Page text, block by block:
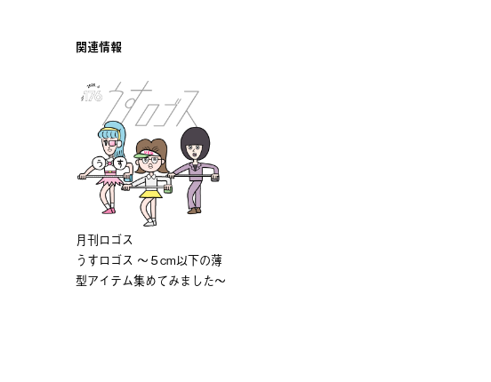
関連情報
⽉刊ロゴス
うすロゴス 〜５cm以下の薄
型アイテム集めてみました〜